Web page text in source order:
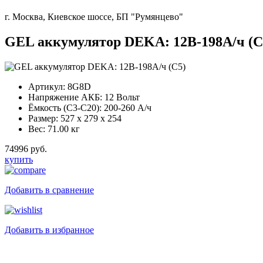
г. Москва, Киевское шоссе, БП "Румянцево"
GEL аккумулятор DEKA: 12В-198А/ч
Артикул: 8G8D
Напряжение АКБ: 12 Вольт
Ёмкость (С3-С20): 200-260 А/ч
Размер: 527 x 279 x 254
Вес: 71.00 кг
74996 руб.
купить
Добавить в сравнение
Добавить в избранное